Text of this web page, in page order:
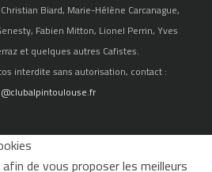
Biard, Marie-Hélène Carcanague,
Fabien Mitton, Lionel Perrin, Yves
et quelques autres Cafistes.
interdite sans autorisation, contact :
de vous proposer les meilleurs